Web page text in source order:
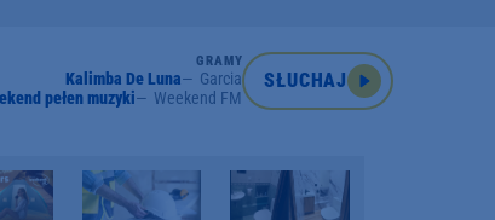
GRAMY
Kalimba De Luna
Garcia
pełen muzyki
Weekend FM
SŁUCHAJ